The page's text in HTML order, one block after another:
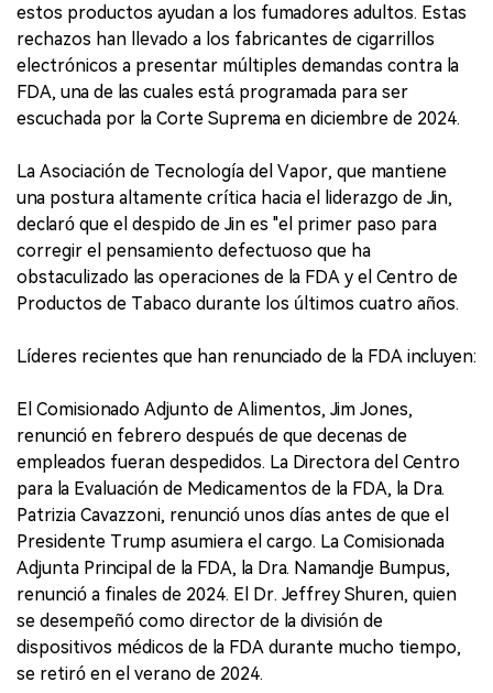
estos productos ayudan a los fumadores adultos. Estas
rechazos han llevado a los fabricantes de cigarrillos
electrónicos a presentar múltiples demandas contra la
FDA, una de las cuales está programada para ser
escuchada por la Corte Suprema en diciembre de 2024.
La Asociación de Tecnología del Vapor, que mantiene
una postura altamente crítica hacia el liderazgo de Jin,
declaró que el despido de Jin es "el primer paso para
corregir el pensamiento defectuoso que ha
obstaculizado las operaciones de la FDA y el Centro de
Productos de Tabaco durante los últimos cuatro años.
Líderes recientes que han renunciado de la FDA incluyen:
El Comisionado Adjunto de Alimentos, Jim Jones,
renunció en febrero después de que decenas de
empleados fueran despedidos. La Directora del Centro
para la Evaluación de Medicamentos de la FDA, la Dra.
Patrizia Cavazzoni, renunció unos días antes de que el
Presidente Trump asumiera el cargo. La Comisionada
Adjunta Principal de la FDA, la Dra. Namandje Bumpus,
renunció a finales de 2024. El Dr. Jeffrey Shuren, quien
se desempeñó como director de la división de
dispositivos médicos de la FDA durante mucho tiempo,
se retiró en el verano de 2024.